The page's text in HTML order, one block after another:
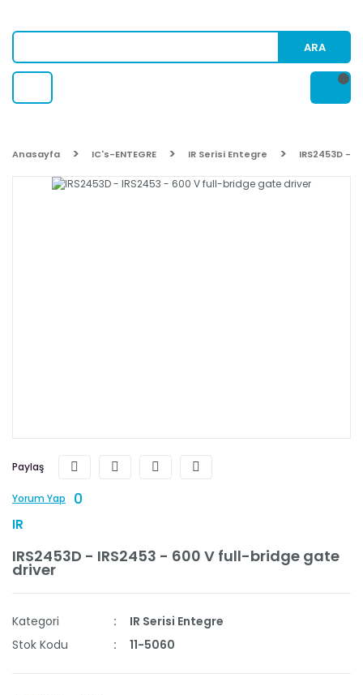
ARA
Anasayfa IC's-ENTEGRE IR Serisi Entegre IRS2453D -
Paylaş
Yorum Yap 0
IR
IRS2453D - IRS2453 - 600 V full-bridge gate
driver
Kategori
IR Serisi Entegre
Stok Kodu
11-5060